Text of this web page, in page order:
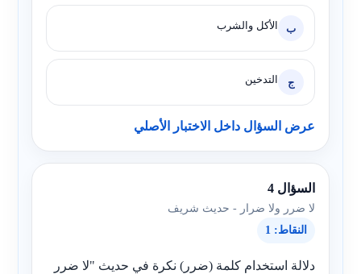
ب الأكل والشرب
ج التدخين
عرض السؤال داخل الاختبار الأصلي
السؤال 4
لا ضرر ولا ضرار - حديث شريف
النقاط: 1
دلالة استخدام كلمة (ضرر) نكرة في حديث "لا ضرر